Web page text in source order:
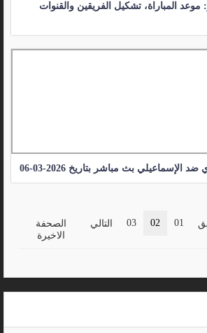
المباراة، تشكيل الفريقين والقنوات
بث مباشر بتاريخ 2026-03-06
01
02
03 التالي
الصحفة
الاخيرة